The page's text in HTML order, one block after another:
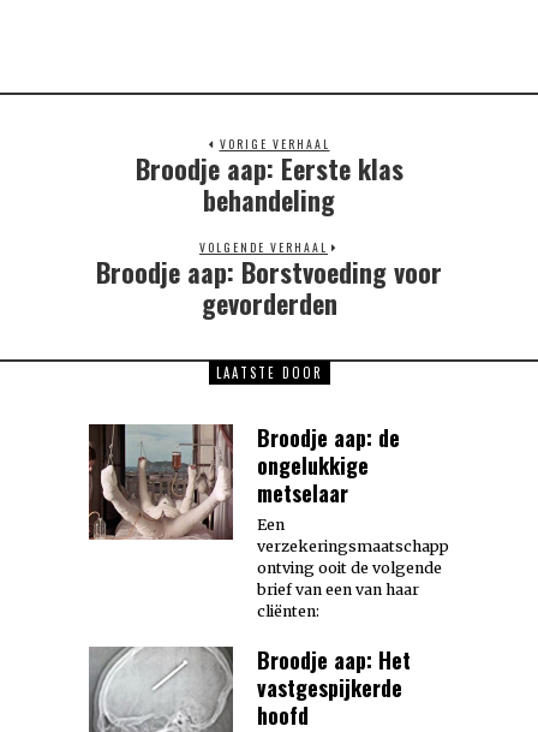
VORIGE VERHAAL
Previous
post:
Broodje aap: Eerste klas
behandeling
VOLGENDE VERHAAL
Next
post:
Broodje aap: Borstvoeding voor
gevorderden
LAATSTE DOOR
Broodje aap: de
ongelukkige
metselaar
Een
verzekeringsmaatschappij
ontving ooit de volgende
brief van een van haar
cliënten:
Broodje aap: Het
vastgespijkerde
hoofd